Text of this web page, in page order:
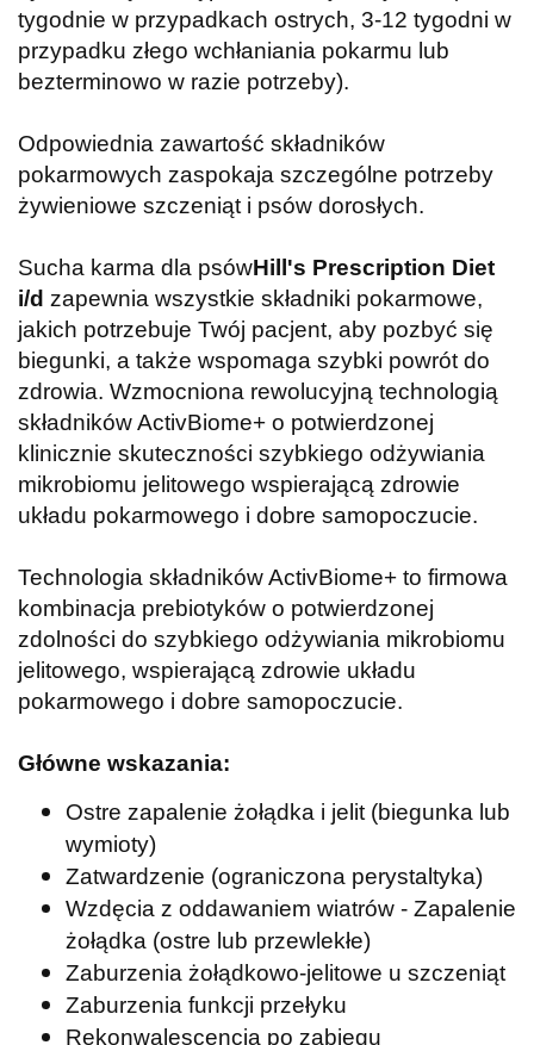
tygodnie w przypadkach ostrych, 3-12 tygodni w
przypadku złego wchłaniania pokarmu lub
bezterminowo w razie potrzeby).
Odpowiednia zawartość składników
pokarmowych zaspokaja szczególne potrzeby
żywieniowe szczeniąt i psów dorosłych.
Sucha karma dla psówHill's Prescription Diet
i/d zapewnia wszystkie składniki pokarmowe,
jakich potrzebuje Twój pacjent, aby pozbyć się
biegunki, a także wspomaga szybki powrót do
zdrowia. Wzmocniona rewolucyjną technologią
składników ActivBiome+ o potwierdzonej
klinicznie skuteczności szybkiego odżywiania
mikrobiomu jelitowego wspierającą zdrowie
układu pokarmowego i dobre samopoczucie.
Technologia składników ActivBiome+ to firmowa
kombinacja prebiotyków o potwierdzonej
zdolności do szybkiego odżywiania mikrobiomu
jelitowego, wspierającą zdrowie układu
pokarmowego i dobre samopoczucie.
Główne wskazania:
Ostre zapalenie żołądka i jelit (biegunka lub
wymioty)
Zatwardzenie (ograniczona perystaltyka)
Wzdęcia z oddawaniem wiatrów - Zapalenie
żołądka (ostre lub przewlekłe)
Zaburzenia żołądkowo-jelitowe u szczeniąt
Zaburzenia funkcji przełyku
Rekonwalescencja po zabiegu